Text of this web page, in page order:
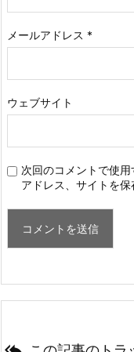
メールアドレス *
ウェブサイト
次回のコメントで使
アドレス、サイトを保